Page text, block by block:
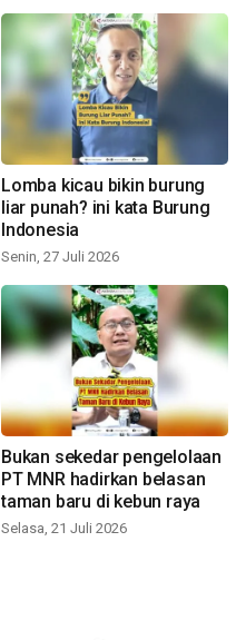
Lomba kicau bikin burung
liar punah? ini kata Burung
Indonesia
Senin, 27 Juli 2026
Bukan sekedar pengelolaan
PT MNR hadirkan belasan
taman baru di kebun raya
Selasa, 21 Juli 2026